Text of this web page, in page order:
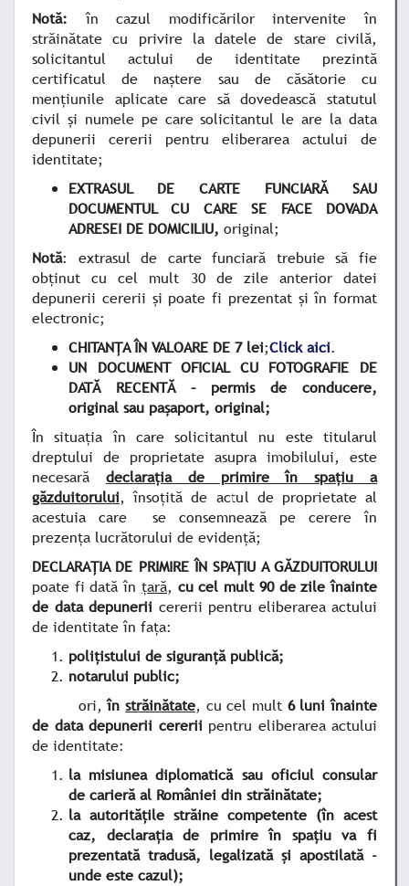
Notă: în cazul modificărilor intervenite în
străinătate cu privire la datele de stare civilă,
solicitantul actului de identitate prezintă
certificatul de naştere sau de căsătorie cu
menţiunile aplicate care să dovedească statutul
civil şi numele pe care solicitantul le are la data
depunerii cererii pentru eliberarea actului de
identitate;
EXTRASUL DE CARTE FUNCIARĂ SAU
DOCUMENTUL CU CARE SE FACE DOVADA
ADRESEI DE DOMICILIU, original;
Notă: extrasul de carte funciară trebuie să fie
obţinut cu cel mult 30 de zile anterior datei
depunerii cererii şi poate fi prezentat şi în format
electronic;
CHITANȚA ÎN VALOARE DE 7 lei;Click aici.
UN DOCUMENT OFICIAL CU FOTOGRAFIE DE
DATĂ RECENTĂ – permis de conducere,
original sau paşaport, original;
În situaţia în care solicitantul nu este titularul
dreptului de proprietate asupra imobilului, este
necesară declaraţia de primire în spaţiu a
găzduitorului, însoţită de actul de proprietate al
acestuia care se consemnează pe cerere în
prezenţa lucrătorului de evidenţă;
DECLARAŢIA DE PRIMIRE ÎN SPAŢIU A GĂZDUITORULUI
poate fi dată în ţară, cu cel mult 90 de zile înainte
de data depunerii cererii pentru eliberarea actului
de identitate în faţa:
poliţistului de siguranţă publică;
notarului public;
ori,înstrăinătate, cu cel mult 6 luni înainte
de data depunerii cereriipentru eliberarea actului
de identitate:
la misiunea diplomatică sau oficiul consular
de carieră al României din străinătate;
la autorităţile străine competente (în acest
caz, declaraţia de primire în spaţiu va fi
prezentată tradusă, legalizată şi apostilată -
unde este cazul);